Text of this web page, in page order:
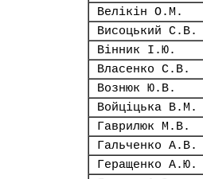
Велікін О.М.
Висоцький С.В.
Вінник І.Ю.
Власенко С.В.
Вознюк Ю.В.
Войціцька В.М.
Гаврилюк М.В.
Гальченко А.В.
Геращенко А.Ю.